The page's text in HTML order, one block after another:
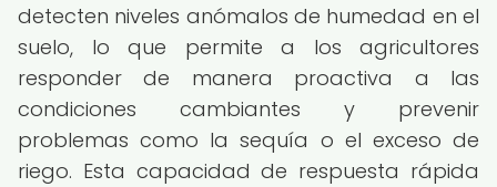
detecten niveles anómalos de humedad en el
suelo, lo que permite a los agricultores
responder de manera proactiva a las
condiciones cambiantes y prevenir
problemas como la sequía o el exceso de
riego. Esta capacidad de respuesta rápida